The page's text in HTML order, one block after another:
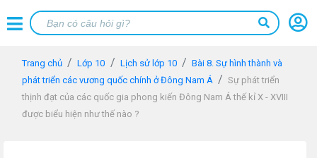
Trang chủ Lớp 10 Lịch sử lớp 10
Bài 8. Sự hình thành và
phát triển các vương quốc chính ở Đông Nam Á
Sự phát triển
thịnh đạt của các quốc gia phong kiến Đông Nam Á thế kỉ X - XVIII
được biểu hiện như thế nào ?